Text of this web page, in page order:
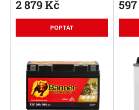
2 879Kč
POPTAT
597